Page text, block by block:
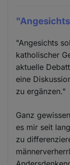
"Angesichts
katholischer
aktuelle
eine
zu ergänzen."
Ganz
es mir seit
zu